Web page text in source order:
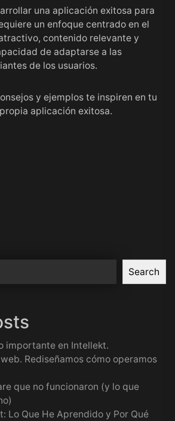
una aplicación exitosa para
un enfoque centrado en el
contenido relevante y
de adaptarse a las
de los usuarios.
y ejemplos te inspiren en tu
aplicación exitosa.
Search
importante en Intellekt.
Rediseñamos cómo operamos
que no funcionaron (y lo que
Lo Que He Aprendido y Por Qué